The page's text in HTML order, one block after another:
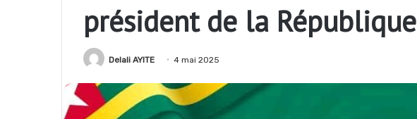
président de la République
Delali AYITE 4 mai 2025